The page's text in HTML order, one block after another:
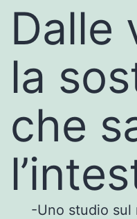
Dalle
la
che
-Uno studio sul